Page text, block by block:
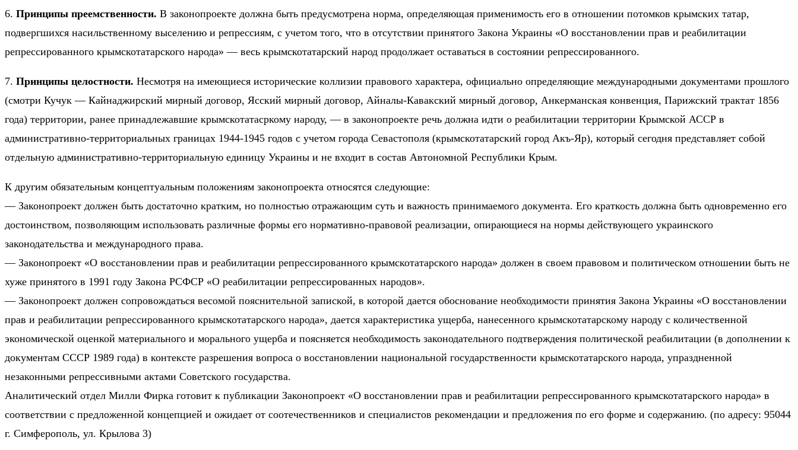
6. Принципы преемственности. В законопроекте должна быть предусмотрена норма, определяющая применимость его в отношении потомков крымских татар,
подвергшихся насильственному выселению и репрессиям, с учетом того, что в отсутствии принятого Закона Украины «О восстановлении прав и реабилитации
репрессированного крымскотатарского народа» — весь крымскотатарский народ продолжает оставаться в состоянии репрессированного.
7. Принципы целостности. Несмотря на имеющиеся исторические коллизии правового характера, официально определяющие международными документами прошлого
(смотри Кучук — Кайнаджирский мирный договор, Ясский мирный договор, Айналы-Кавакский мирный договор, Анкерманская конвенция, Парижский трактат 1856
года) территории, ранее принадлежавшие крымскотатасркому народу, — в законопроекте речь должна идти о реабилитации территории Крымской АССР в
административно-территориальных границах 1944-1945 годов с учетом города Севастополя (крымскотатарский город Акъ-Яр), который сегодня представляет собой
отдельную административно-территориальную единицу Украины и не входит в состав Автономной Республики Крым.
К другим обязательным концептуальным положениям законопроекта относятся следующие:
— Законопроект должен быть достаточно кратким, но полностью отражающим суть и важность принимаемого документа. Его краткость должна быть одновременно его
достоинством, позволяющим использовать различные формы его нормативно-правовой реализации, опирающиеся на нормы действующего украинского
законодательства и международного права.
— Законопроект «О восстановлении прав и реабилитации репрессированного крымскотатарского народа» должен в своем правовом и политическом отношении быть не
хуже принятого в 1991 году Закона РСФСР «О реабилитации репрессированных народов».
— Законопроект должен сопровождаться весомой пояснительной запиской, в которой дается обоснование необходимости принятия Закона Украины «О восстановлении
прав и реабилитации репрессированного крымскотатарского народа», дается характеристика ущерба, нанесенного крымскотатарскому народу с количественной
экономической оценкой материального и морального ущерба и поясняется необходимость законодательного подтверждения политической реабилитации (в дополнении к
документам СССР 1989 года) в контексте разрешения вопроса о восстановлении национальной государственности крымскотатарского народа, упраздненной
незаконными репрессивными актами Советского государства.
Аналитический отдел Милли Фирка готовит к публикации Законопроект «О восстановлении прав и реабилитации репрессированного крымскотатарского народа» в
соответствии с предложенной концепцией и ожидает от соотечественников и специалистов рекомендации и предложения по его форме и содержанию. (по адресу: 95044
г. Симферополь, ул. Крылова 3)